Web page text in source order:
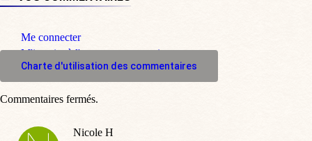
Me connecter
M'inscrire à l'espace commentaire
Charte d'utilisation des commentaires
Nicole H
Commentaires fermés.